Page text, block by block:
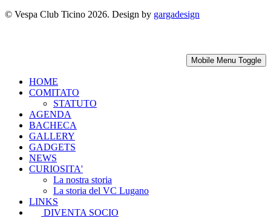
© Vespa Club Ticino 2026. Design by gargadesign
Mobile Menu Toggle
HOME
COMITATO
STATUTO
AGENDA
BACHECA
GALLERY
GADGETS
NEWS
CURIOSITA'
La nostra storia
La storia del VC Lugano
LINKS
DIVENTA SOCIO